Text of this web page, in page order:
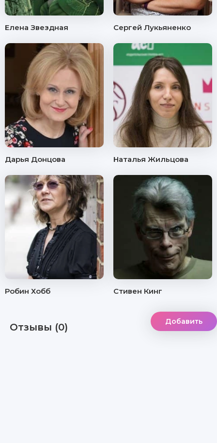
Елена Звездная Сергей Лукьяненко
Дарья Донцова Наталья Жильцова
Робин Хобб Стивен Кинг
Отзывы (0) Добавить